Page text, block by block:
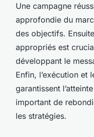
Une campagne
approfondie du
des objectifs.
appropriés est
développant le
Enfin, l’exécution et
garantissent
important de
les stratégies.